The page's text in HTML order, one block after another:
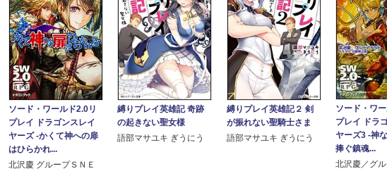
ソード・ワールド2.0リ
プレイ ドラゴンスレイ
ヤーズ ‐かくて神への扉
はひらかれ...
北沢慶 グループＳＮＥ
縛りプレイ英雄記 奇跡
の起きない聖女様
語部マサユキ ぎうにう
縛りプレイ英雄記２ 剣
が振れない聖騎士さま
語部マサユキ ぎうにう
ソード・ワ
プレイ ドラ
ヤーズ3 ‐神
捧ぐ鎮魂...
北沢慶／グ